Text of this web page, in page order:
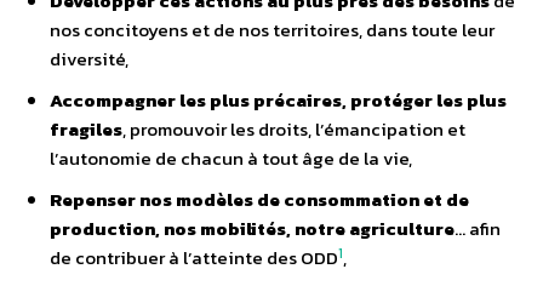
nos concitoyens et de nos territoires, dans toute leur
diversité,
Accompagner les plus précaires, protéger les plus
fragiles, promouvoir les droits, l’émancipation et
l’autonomie de chacun à tout âge de la vie,
Repenser nos modèles de consommation et de
production, nos mobilités, notre agriculture… afin
de contribuer à l’atteinte des ODD1,